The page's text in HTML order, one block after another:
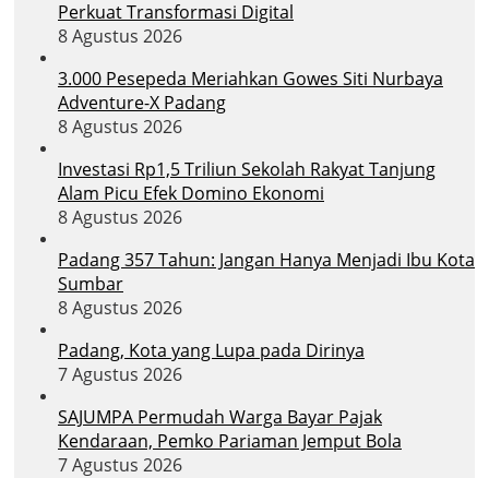
Perkuat Transformasi Digital
8 Agustus 2026
3.000 Pesepeda Meriahkan Gowes Siti Nurbaya
Adventure-X Padang
8 Agustus 2026
Investasi Rp1,5 Triliun Sekolah Rakyat Tanjung
Alam Picu Efek Domino Ekonomi
8 Agustus 2026
Padang 357 Tahun: Jangan Hanya Menjadi Ibu Kota
Sumbar
8 Agustus 2026
Padang, Kota yang Lupa pada Dirinya
7 Agustus 2026
SAJUMPA Permudah Warga Bayar Pajak
Kendaraan, Pemko Pariaman Jemput Bola
7 Agustus 2026